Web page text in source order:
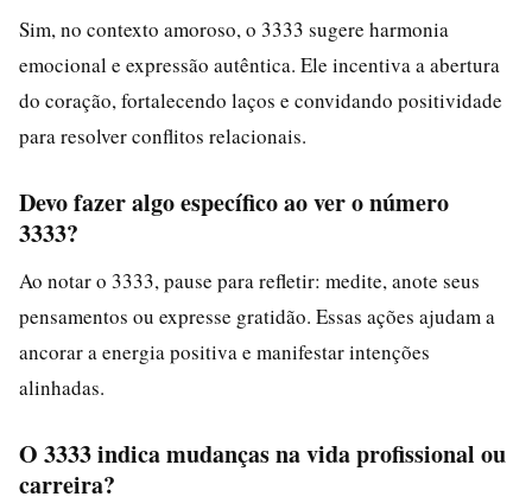
Sim, no contexto amoroso, o 3333 sugere harmonia
emocional e expressão autêntica. Ele incentiva a abertura
do coração, fortalecendo laços e convidando positividade
para resolver conflitos relacionais.
Devo fazer algo específico ao ver o número
3333?
Ao notar o 3333, pause para refletir: medite, anote seus
pensamentos ou expresse gratidão. Essas ações ajudam a
ancorar a energia positiva e manifestar intenções
alinhadas.
O 3333 indica mudanças na vida profissional ou
carreira?